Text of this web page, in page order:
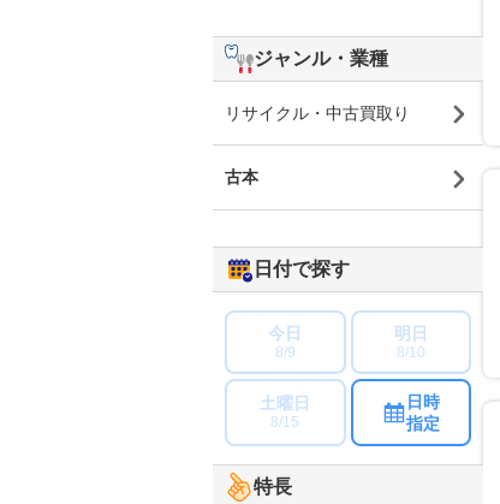
ジャンル・業種
リサイクル・中古買取り
古本
日付で探す
今日
8/9
明日
8/10
土曜日
8/15
日時
指定
特長